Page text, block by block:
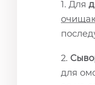
1. Для
2.
для